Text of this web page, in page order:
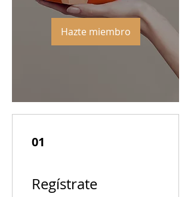
Hazte miembro
01
Regístrate